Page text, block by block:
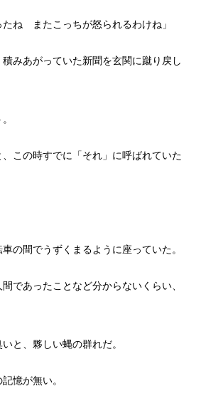
たね またこっちが怒られるわけね」
みあがっていた新聞を玄関に蹴り戻し
この時すでに「それ」に呼ばれていた
の間でうずくまるように座っていた。
であったことなど分からないくらい、
と、夥しい蝿の群れだ。
憶が無い。